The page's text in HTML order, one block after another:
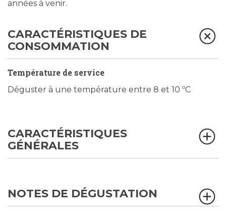
années à venir.
CARACTÉRISTIQUES DE
CONSOMMATION
Température de service
Déguster à une température entre 8 et 10 ºC
CARACTÉRISTIQUES
GÉNÉRALES
NOTES DE DÉGUSTATION